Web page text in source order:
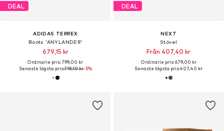
DEAL
ADIDAS TERREX
Boots 'ANYLANDER'
679,15 kr
Ordinarie pris: 799,00 kr
Senaste lägsta pris:719,10 kr-5%
DEAL
NEXT
Stövel
Från 407,40 kr
Ordinarie pris: 679,00 kr
Senaste lägsta pris:407,40 kr